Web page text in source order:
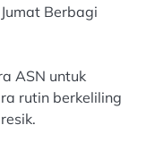
Berbagi
ASN untuk
rutin berkeliling